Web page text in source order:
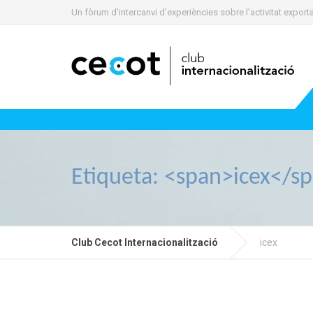
Un fòrum d’intercanvi d’experiències sobre l’activitat
Etiqueta: <span>icex</
Club Cecot Internacionalització icex